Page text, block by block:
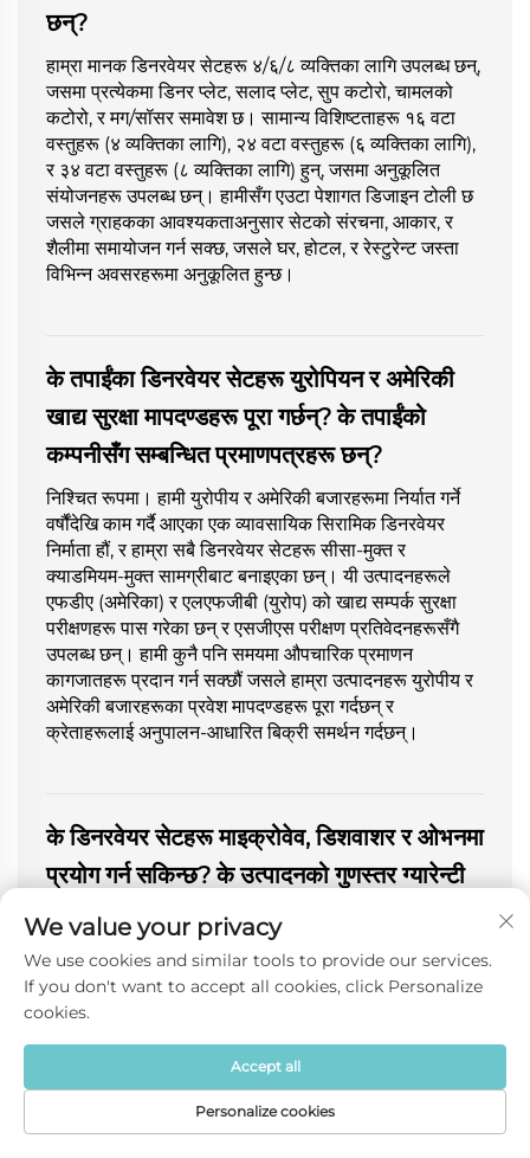
छन्?
हाम्रा मानक डिनरवेयर सेटहरू ४/६/८ व्यक्तिका लागि उपलब्ध छन्,
जसमा प्रत्येकमा डिनर प्लेट, सलाद प्लेट, सुप कटोरो, चामलको
कटोरो, र मग/सॉसर समावेश छ। सामान्य विशिष्टताहरू १६ वटा
वस्तुहरू (४ व्यक्तिका लागि), २४ वटा वस्तुहरू (६ व्यक्तिका लागि),
र ३४ वटा वस्तुहरू (८ व्यक्तिका लागि) हुन्, जसमा अनुकूलित
संयोजनहरू उपलब्ध छन्। हामीसँग एउटा पेशागत डिजाइन टोली छ
जसले ग्राहकका आवश्यकताअनुसार सेटको संरचना, आकार, र
शैलीमा समायोजन गर्न सक्छ, जसले घर, होटल, र रेस्टुरेन्ट जस्ता
विभिन्न अवसरहरूमा अनुकूलित हुन्छ।
के तपाईंका डिनरवेयर सेटहरू युरोपियन र अमेरिकी
खाद्य सुरक्षा मापदण्डहरू पूरा गर्छन्? के तपाईंको
कम्पनीसँग सम्बन्धित प्रमाणपत्रहरू छन्?
निश्चित रूपमा। हामी युरोपीय र अमेरिकी बजारहरूमा निर्यात गर्ने
वर्षौंदेखि काम गर्दै आएका एक व्यावसायिक सिरामिक डिनरवेयर
निर्माता हौं, र हाम्रा सबै डिनरवेयर सेटहरू सीसा-मुक्त र
क्याडमियम-मुक्त सामग्रीबाट बनाइएका छन्। यी उत्पादनहरूले
एफडीए (अमेरिका) र एलएफजीबी (युरोप) को खाद्य सम्पर्क सुरक्षा
परीक्षणहरू पास गरेका छन् र एसजीएस परीक्षण प्रतिवेदनहरूसँगै
उपलब्ध छन्। हामी कुनै पनि समयमा औपचारिक प्रमाणन
कागजातहरू प्रदान गर्न सक्छौं जसले हाम्रा उत्पादनहरू युरोपीय र
अमेरिकी बजारहरूका प्रवेश मापदण्डहरू पूरा गर्दछन् र
क्रेताहरूलाई अनुपालन-आधारित बिक्री समर्थन गर्दछन्।
के डिनरवेयर सेटहरू माइक्रोवेव, डिशवाशर र ओभनमा
प्रयोग गर्न सकिन्छ? के उत्पादनको गुणस्तर ग्यारेन्टी
गरिएको छ?
अधिकांश पोर्सिलेन र स्टोनवेयर सेटहरू माइक्रोवेव र डिशवाशरमा
प्रयोग गर्न सुरक्षित हुन्छन्, र २००–२५०℃ सम्म ओभनमा प्रयोग
गर्न सुरक्षित छन्। तथापि, हातले चित्रण गरिएका सेटहरू वा धातुको
हामीसँग आधुनिक उत्पादन कारखाना छ र हामी उच्च-तापमान भर्ने
प्रक्रिया अपनाउँछौं, जसले गर्दा चिकना, गैर-छिद्रित ग्लेज र कठोर
बनावट प्राप्त हुन्छ। कारखानाबाट बाहिर निस्कनु अघि सबै
उत्पादनहरूको १००% निरीक्षण गरिन्छ, जसले गर्दा स्थिर र
गृहपृष्ठ उत्पादन बारेमा संपर्क
We value your privacy
We use cookies and similar tools to provide our services.
If you don't want to accept all cookies, click Personalize
cookies.
Personalize cookies
Accept all